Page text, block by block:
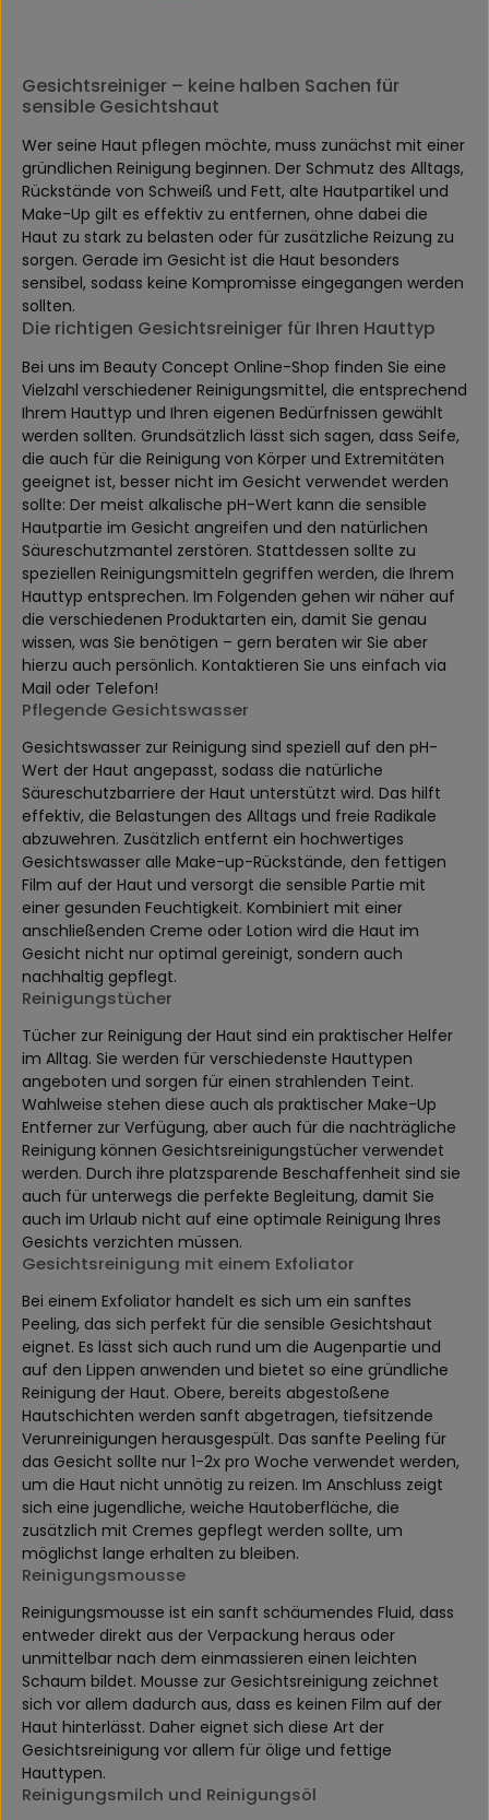
Gesichtsreiniger – keine halben Sachen für
sensible Gesichtshaut
Wer seine Haut pflegen möchte, muss zunächst mit einer
gründlichen Reinigung beginnen. Der Schmutz des Alltags,
Rückstände von Schweiß und Fett, alte Hautpartikel und
Make-Up gilt es effektiv zu entfernen, ohne dabei die
Haut zu stark zu belasten oder für zusätzliche Reizung zu
sorgen. Gerade im Gesicht ist die Haut besonders
sensibel, sodass keine Kompromisse eingegangen werden
sollten.
Die richtigen Gesichtsreiniger für Ihren Hauttyp
Bei uns im Beauty Concept Online-Shop finden Sie eine
Vielzahl verschiedener Reinigungsmittel, die entsprechend
Ihrem Hauttyp und Ihren eigenen Bedürfnissen gewählt
werden sollten. Grundsätzlich lässt sich sagen, dass Seife,
die auch für die Reinigung von Körper und Extremitäten
geeignet ist, besser nicht im Gesicht verwendet werden
sollte: Der meist alkalische pH-Wert kann die sensible
Hautpartie im Gesicht angreifen und den natürlichen
Säureschutzmantel zerstören. Stattdessen sollte zu
speziellen Reinigungsmitteln gegriffen werden, die Ihrem
Hauttyp entsprechen. Im Folgenden gehen wir näher auf
die verschiedenen Produktarten ein, damit Sie genau
wissen, was Sie benötigen – gern beraten wir Sie aber
hierzu auch persönlich. Kontaktieren Sie uns einfach via
Mail oder Telefon!
Pflegende Gesichtswasser
Gesichtswasser zur Reinigung sind speziell auf den pH-
Wert der Haut angepasst, sodass die natürliche
Säureschutzbarriere der Haut unterstützt wird. Das hilft
effektiv, die Belastungen des Alltags und freie Radikale
abzuwehren. Zusätzlich entfernt ein hochwertiges
Gesichtswasser alle Make-up-Rückstände, den fettigen
Film auf der Haut und versorgt die sensible Partie mit
einer gesunden Feuchtigkeit. Kombiniert mit einer
anschließenden Creme oder Lotion wird die Haut im
Gesicht nicht nur optimal gereinigt, sondern auch
nachhaltig gepflegt.
Reinigungstücher
Tücher zur Reinigung der Haut sind ein praktischer Helfer
im Alltag. Sie werden für verschiedenste Hauttypen
angeboten und sorgen für einen strahlenden Teint.
Wahlweise stehen diese auch als praktischer Make-Up
Entferner zur Verfügung, aber auch für die nachträgliche
Reinigung können Gesichtsreinigungstücher verwendet
werden. Durch ihre platzsparende Beschaffenheit sind sie
auch für unterwegs die perfekte Begleitung, damit Sie
auch im Urlaub nicht auf eine optimale Reinigung Ihres
Gesichts verzichten müssen.
Gesichtsreinigung mit einem Exfoliator
Bei einem Exfoliator handelt es sich um ein sanftes
Peeling, das sich perfekt für die sensible Gesichtshaut
eignet. Es lässt sich auch rund um die Augenpartie und
auf den Lippen anwenden und bietet so eine gründliche
Reinigung der Haut. Obere, bereits abgestoßene
Hautschichten werden sanft abgetragen, tiefsitzende
Verunreinigungen herausgespült. Das sanfte Peeling für
das Gesicht sollte nur 1-2x pro Woche verwendet werden,
um die Haut nicht unnötig zu reizen. Im Anschluss zeigt
sich eine jugendliche, weiche Hautoberfläche, die
zusätzlich mit Cremes gepflegt werden sollte, um
möglichst lange erhalten zu bleiben.
Reinigungsmousse
Reinigungsmousse ist ein sanft schäumendes Fluid, dass
entweder direkt aus der Verpackung heraus oder
unmittelbar nach dem einmassieren einen leichten
Schaum bildet. Mousse zur Gesichtsreinigung zeichnet
sich vor allem dadurch aus, dass es keinen Film auf der
Haut hinterlässt. Daher eignet sich diese Art der
Gesichtsreinigung vor allem für ölige und fettige
Hauttypen.
Reinigungsmilch und Reinigungsöl